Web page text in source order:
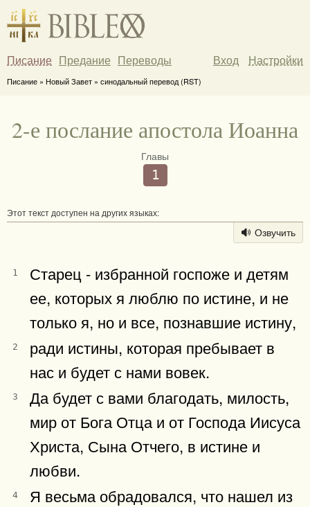
Писание Предание Переводы Вход Настройки
Писание » Новый Завет » синодальный перевод (RST)
2-е послание апостола Иоанна
Главы
1
Этот текст доступен на других языках:
Озвучить
1
Старец - избранной госпоже и детям
ее, которых я люблю по истине, и не
только я, но и все, познавшие истину,
2
ради истины, которая пребывает в
нас и будет с нами вовек.
3
Да будет с вами благодать, милость,
мир от Бога Отца и от Господа Иисуса
Христа, Сына Отчего, в истине и
любви.
4
Я весьма обрадовался, что нашел из